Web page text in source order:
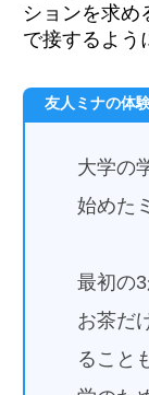
ションを求め
で接するよう
友人ミナの体
大学の
始めた
最初の
お茶だ
ること